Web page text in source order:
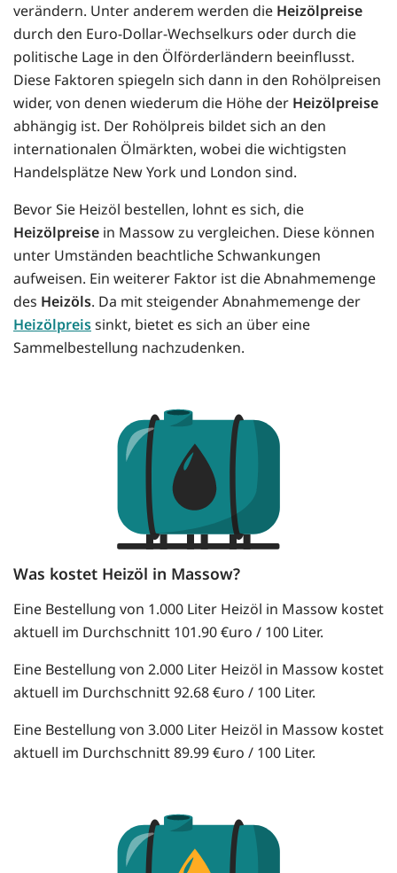
verändern. Unter anderem werden die Heizölpreise
durch den Euro-Dollar-Wechselkurs oder durch die
politische Lage in den Ölförderländern beeinflusst.
Diese Faktoren spiegeln sich dann in den Rohölpreisen
wider, von denen wiederum die Höhe der Heizölpreise
abhängig ist. Der Rohölpreis bildet sich an den
internationalen Ölmärkten, wobei die wichtigsten
Handelsplätze New York und London sind.
Bevor Sie Heizöl bestellen, lohnt es sich, die
Heizölpreise in Massow zu vergleichen. Diese können
unter Umständen beachtliche Schwankungen
aufweisen. Ein weiterer Faktor ist die Abnahmemenge
des Heizöls. Da mit steigender Abnahmemenge der
Heizölpreissinkt, bietet es sich an über eine
Sammelbestellung nachzudenken.
Was kostet Heizöl in Massow?
Eine Bestellung von 1.000 Liter Heizöl in Massow kostet
aktuell im Durchschnitt 101.90 €uro / 100 Liter.
Eine Bestellung von 2.000 Liter Heizöl in Massow kostet
aktuell im Durchschnitt 92.68 €uro / 100 Liter.
Eine Bestellung von 3.000 Liter Heizöl in Massow kostet
aktuell im Durchschnitt 89.99 €uro / 100 Liter.